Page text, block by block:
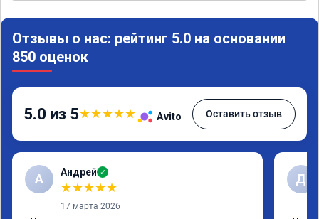
Отзывы о нас: рейтинг 5.0 на основании
850 оценок
5.0 из 5★★★★★ Avito Оставить отзыв
А Андрей ✓
★★★★★
17 марта 2026
Д